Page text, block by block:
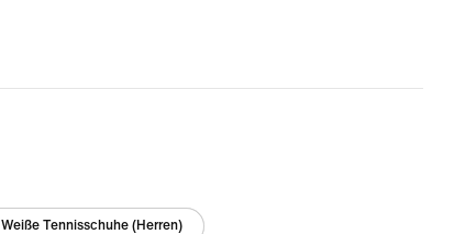
Weiße Tennisschuhe (Herren)